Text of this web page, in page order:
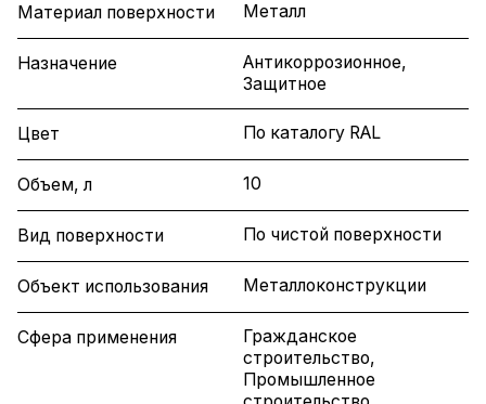
Материал поверхности Металл
Назначение
Антикоррозионное,
Защитное
Цвет По каталогу RAL
Объем, л 10
Вид поверхности По чистой поверхности
Объект использования Металлоконструкции
Сфера применения
Гражданское
строительство,
Промышленное